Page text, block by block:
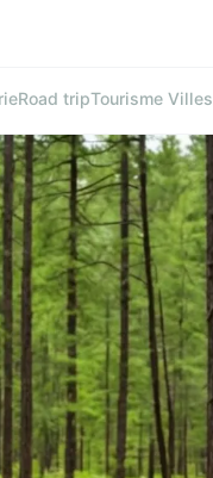
Road tripTourisme Villes